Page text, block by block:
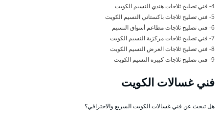
4- فني تصليح ثلاجات هندي النسيم الكويت
5- فني تصليح ثلاجات باكستاني النسيم الكويت
6- فني تصليح ثلاجات مطاعم أسواق النسيم
7- فني تصليح ثلاجات مركزية النسيم الكويت
8- فني تصليح ثلاجات العرض النسيم الكويت
9- فني تصليح ثلاجات كبيرة النسيم الكويت
فني غسالات الكويت
هل تبحث عن فني غسالات الكويت السريع والاحترافي؟